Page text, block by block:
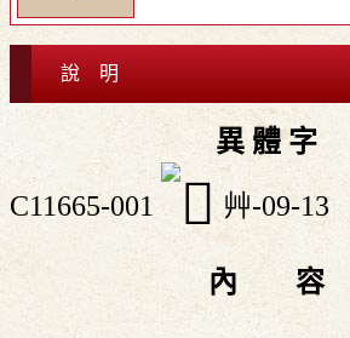
說 明
異 體 字
C11665-001 艸-09-13
內 容